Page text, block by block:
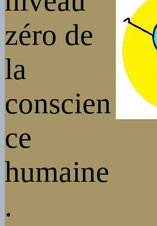
zéro de
la
conscien
ce
humaine
.